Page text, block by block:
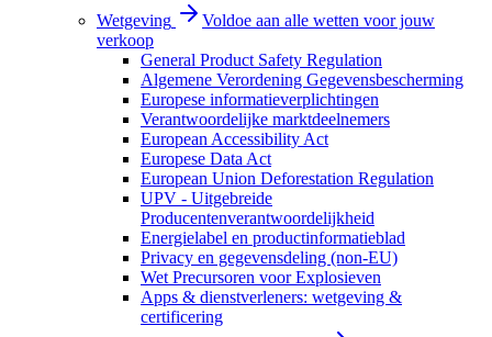
Wetgeving
Voldoe aan alle wetten voor jouw
verkoop
General Product Safety Regulation
Algemene Verordening Gegevensbescherming
Europese informatieverplichtingen
Verantwoordelijke marktdeelnemers
European Accessibility Act
Europese Data Act
European Union Deforestation Regulation
UPV - Uitgebreide
Producentenverantwoordelijkheid
Energielabel en productinformatieblad
Privacy en gegevensdeling (non-EU)
Wet Precursoren voor Explosieven
Apps & dienstverleners: wetgeving &
certificering